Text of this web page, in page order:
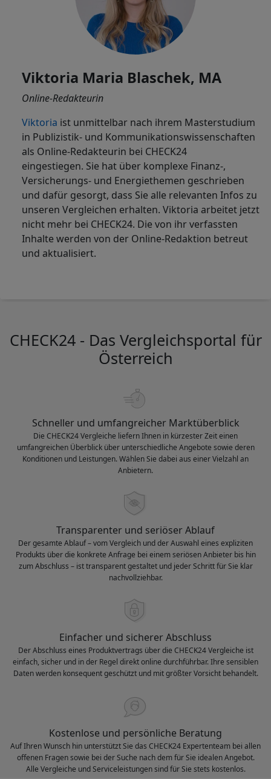
Viktoria Maria Blaschek, MA
Online-Redakteurin
Viktoria ist unmittelbar nach ihrem Masterstudium
in Publizistik- und Kommunikationswissenschaften
als Online-Redakteurin bei CHECK24
eingestiegen. Sie hat über komplexe Finanz-,
Versicherungs- und Energiethemen geschrieben
und dafür gesorgt, dass Sie alle relevanten Infos zu
unseren Vergleichen erhalten. Viktoria arbeitet jetzt
nicht mehr bei CHECK24. Die von ihr verfassten
Inhalte werden von der Online-Redaktion betreut
und aktualisiert.
CHECK24 - Das Vergleichsportal für
Österreich
Schneller und umfangreicher Marktüberblick
Die CHECK24 Vergleiche liefern Ihnen in kürzester Zeit einen
umfangreichen Überblick über unterschiedliche Angebote sowie deren
Konditionen und Leistungen. Wählen Sie dabei aus einer Vielzahl an
Anbietern.
Transparenter und seriöser Ablauf
Der gesamte Ablauf – vom Vergleich und der Auswahl eines expliziten
Produkts über die konkrete Anfrage bei einem seriösen Anbieter bis hin
zum Abschluss – ist transparent gestaltet und jeder Schritt für Sie klar
nachvollziehbar.
Einfacher und sicherer Abschluss
Der Abschluss eines Produktvertrags über die CHECK24 Vergleiche ist
einfach, sicher und in der Regel direkt online durchführbar. Ihre sensiblen
Daten werden konsequent geschützt und mit größter Vorsicht behandelt.
Kostenlose und persönliche Beratung
Auf Ihren Wunsch hin unterstützt Sie das CHECK24 Expertenteam bei allen
offenen Fragen sowie bei der Suche nach dem für Sie idealen Angebot.
Alle Vergleiche und Serviceleistungen sind für Sie stets kostenlos.